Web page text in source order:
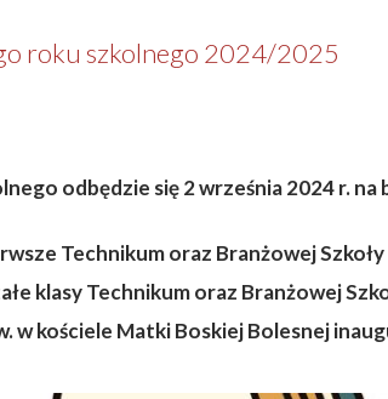
roku szkolnego 2024/2025
odbędzie się2września 2024r.na
Technikum oraz Branżowej
klasy Technikum oraz Branżowej
wkościele Matki Boskiej Bolesnej